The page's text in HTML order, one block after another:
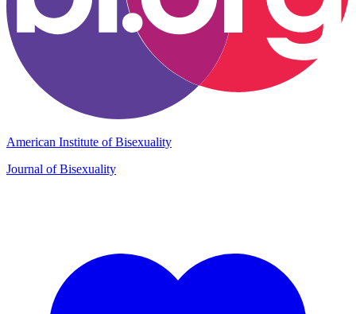
American Institute of Bisexuality
Journal of Bisexuality